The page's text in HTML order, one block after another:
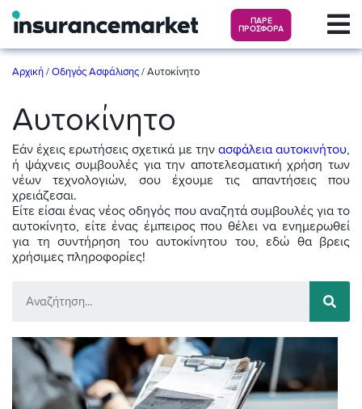
ΠΑΡΕ
ΠΡΟΣΦΟΡΑ
Αρχική / Οδηγός Ασφάλισης / Αυτοκίνητο
Αυτοκίνητο
Εάν έχεις ερωτήσεις σχετικά με την ασφάλεια αυτοκινήτου
ή ψάχνεις συμβουλές για την αποτελεσματική χρήση των
νέων τεχνολογιών, σου έχουμε τις απαντήσεις που
χρειάζεσαι.
Είτε είσαι ένας νέος οδηγός που αναζητά συμβουλές για το
αυτοκίνητο, είτε ένας έμπειρος που θέλει να ενημερωθεί
για τη συντήρηση του αυτοκίνητου του, εδώ θα βρεις
χρήσιμες πληροφορίες!